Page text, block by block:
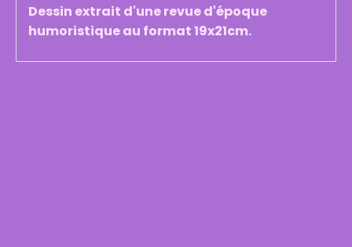
Dessin extrait d'une revue d'époque
humoristique au format 19x21cm.